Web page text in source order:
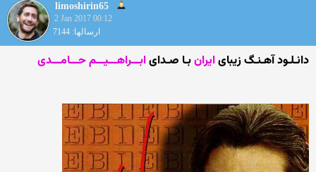
limoshirin65
2 Jan 2017 00:12
ارسالها: 7144
دانـلـود آهـنـگ زیبایایرانبـا صـدایابـــراهـــیـــم حـــامـــدی